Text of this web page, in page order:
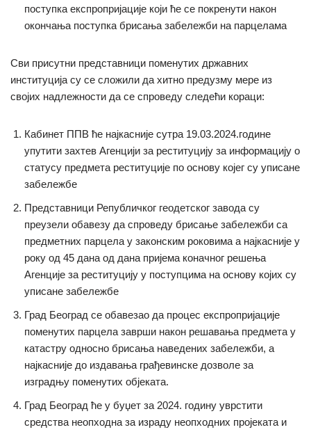
поступка експропријације који ће се покренути након
окончања поступка брисања забележби на парцелама
Сви присутни представници поменутих државних
институција су се сложили да хитно предузму мере из
својих надлежности да се спроведу следећи кораци:
Кабинет ППВ ће најкасније сутра 19.03.2024.године
упутити захтев Агенцији за реституцију за информацију о
статусу предмета реституције по основу којег су уписане
забележбе
Представници Републичког геодетског завода су
преузели обавезу да спроведу брисање забележби са
предметних парцела у законским роковима а најкасније у
року од 45 дана од дана пријема коначног решења
Агенције за реституцију у поступцима на основу којих су
уписане забележбе
Град Београд се обавезао да процес експропријације
поменутих парцела заврши након решавања предмета у
катастру односно брисања наведених забележби, а
најкасније до издавања грађевинске дозволе за
изградњу поменутих објеката.
Град Београд ће у буџет за 2024. годину уврстити
средства неопходна за израду неопходних пројеката и